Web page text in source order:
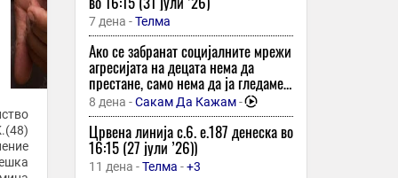
од Западен Балкан
7 часа -Бриф
Колку е навистина сериозна
повредата што му ја уништува
сезоната на Алкараз?
7 часа -Спортска Станица
Пет минути секое утро можат
целосно да ви го променат денот –
7 дена -Телма
Ако се забранат социјалните мрежи
агресијата на децата нема да
престане, само нема да ја гледаме
– подкаст со психологот емилија
бошкова
8 дена -Сакам Да Кажам -
Црвена линија с.6. e.187 денеска во
16:15 (27 јули ’26))
11 дена -Телма -+3